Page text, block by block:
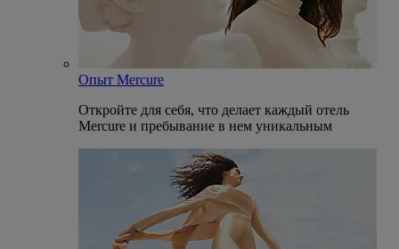
Опыт Mercure
Откройте для себя, что делает каждый отель
Mercure и пребывание в нем уникальным